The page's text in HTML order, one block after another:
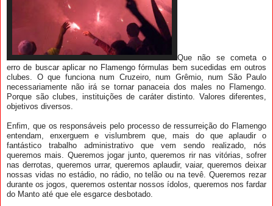
Que não se cometa o
erro de buscar aplicar no Flamengo fórmulas bem sucedidas em outros
clubes. O que funciona num Cruzeiro, num Grêmio, num São Paulo
necessariamente não irá se tornar panaceia dos males no Flamengo.
Porque são clubes, instituições de caráter distinto. Valores diferentes,
objetivos diversos.
Enfim, que os responsáveis pelo processo de ressurreição do Flamengo
entendam, enxerguem e vislumbrem que, mais do que aplaudir o
fantástico trabalho administrativo que vem sendo realizado, nós
queremos mais. Queremos jogar junto, queremos rir nas vitórias, sofrer
nas derrotas, queremos urrar, queremos aplaudir, vaiar, queremos deixar
nossas vidas no estádio, no rádio, no telão ou na tevê. Queremos rezar
durante os jogos, queremos ostentar nossos ídolos, queremos nos fardar
do Manto até que ele esgarce desbotado.